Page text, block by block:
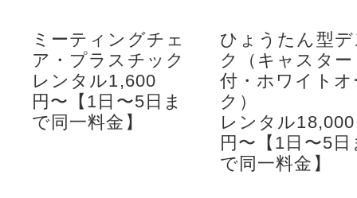
ミーティングチェ
ア・プラスチック
レンタル1,600
円〜【1日〜5日ま
で同一料金】
ひょうたん型
ク（キャスター
付・ホワイトオ
ク）
レンタル18,000
円〜【1日〜5日
で同一料金】